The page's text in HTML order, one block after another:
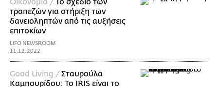
Οικονομία /
Το σχέδιο των
τραπεζών για στήριξη των
δανειοληπτών από τις αυξήσεις
επιτοκίων
LIFO NEWSROOM
11.12.2022
Good Living /Σταυρούλα
Καμπουρίδου: Το IRIS είναι το